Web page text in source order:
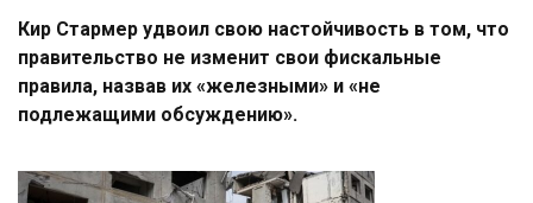
Кир Стармер удвоил свою настойчивость в том, что
правительство не изменит свои фискальные
правила, назвав их «железными» и «не
подлежащими обсуждению».